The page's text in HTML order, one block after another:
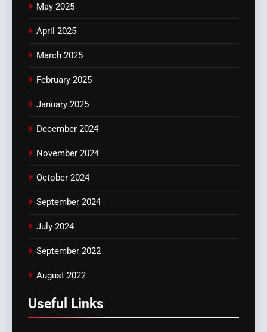
May 2025
April 2025
March 2025
February 2025
January 2025
December 2024
November 2024
October 2024
September 2024
July 2024
September 2022
August 2022
Useful Links